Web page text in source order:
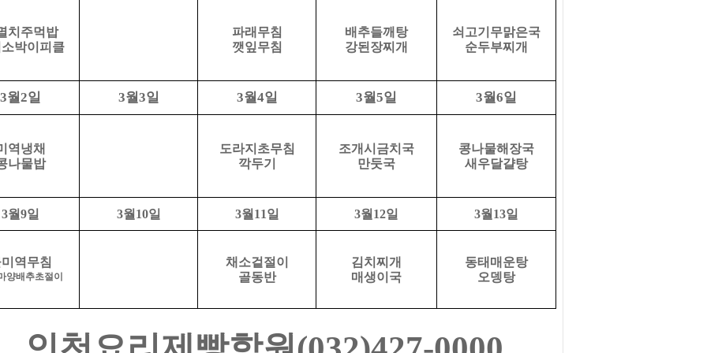
치주먹밥
소박이피클
파래무침
깻잎무침
배추들깨탕
강된장찌개
쇠고기무맑은국
순두부찌개
3월 2일 3월 3일 3월 4일 3월 5일 3월 6일
역냉채
나물밥
도라지초무침
깍두기
조개시금치국
만둣국
콩나물해장국
새우달걀탕
3월9일 3월 10일 3월 11일 3월 12일 3월 13일
역무침
양배추초절이
채소겉절이
골동반
김치찌개
매생이국
동태매운탕
오뎅탕